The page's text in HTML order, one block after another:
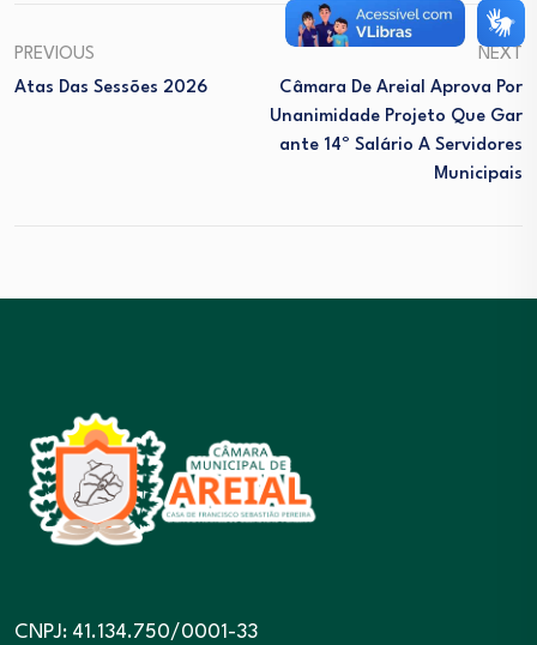
PREVIOUS
Atas Das Sessões 2026
NEXT
Câmara De Areial Aprova Por
Unanimidade Projeto Que Gar
Ante 14º Salário A Servidores
Municipais
CNPJ: 41.134.750/0001-33